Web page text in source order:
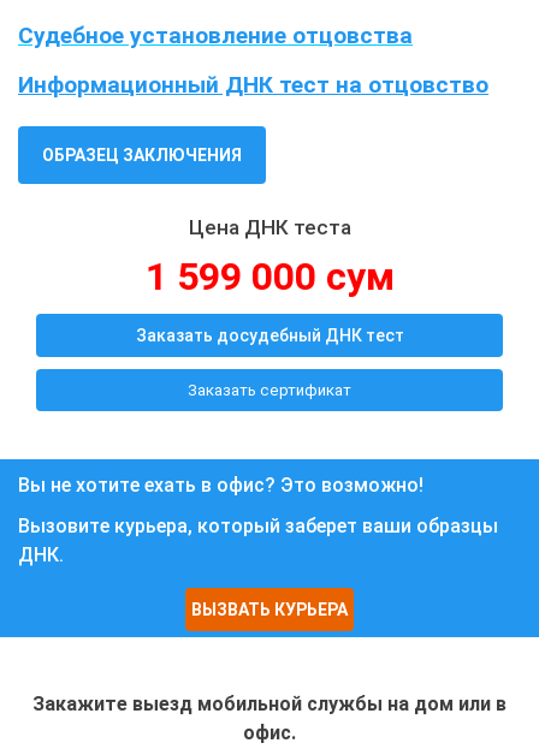
Судебное установление отцовства
Информационный ДНК тест на отцовство
ОБРАЗЕЦ ЗАКЛЮЧЕНИЯ
Цена ДНК теста
1 599 000 сум
Заказать досудебный ДНК тест
Заказать сертификат
Вы не хотите ехать в офис? Это возможно!
Вызовите курьера, который заберет ваши образцы
ДНК.
ВЫЗВАТЬ КУРЬЕРА
Закажите выезд мобильной службы на дом или в
офис.